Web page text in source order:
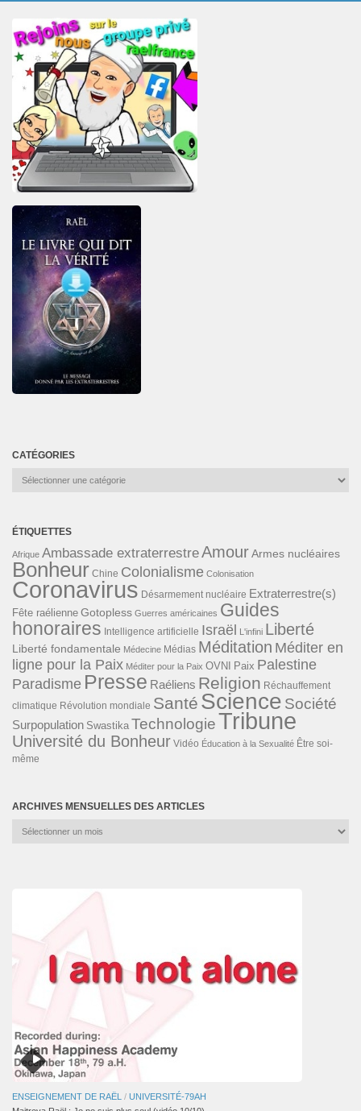
CATÉGORIES
Catégories
ÉTIQUETTES
Afrique Ambassade extraterrestreAmourArmes nucléaires
Bonheur Chine Colonialisme Colonisation
Coronavirus Désarmement nucléaire Extraterrestre(s)
Fête raélienne Gotopless Guerres américaines Guides
honoraires Intelligence artificielle Israël L'infini Liberté
Liberté fondamentale Médecine Médias Méditation Méditer en
ligne pour la Paix Méditer pour la Paix OVNI Paix Palestine
Paradisme Presse Raéliens Religion Réchauffement
climatique Révolution mondiale Santé Science Société
Surpopulation Swastika TechnologieTribune
Université du Bonheur Vidéo Éducation à la Sexualité Être soi-
même
ARCHIVES MENSUELLES DES ARTICLES
Archives
ENSEIGNEMENT DE RAËL / UNIVERSITÉ-79AH